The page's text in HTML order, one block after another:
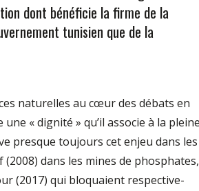
dont bénéficie la firme de la
tunisien que de la
naturelles au cœur des débats en
« dignité » qu’il associe à la
presque toujours cet enjeu dans les
dans les mines de phosphates,
(2017) qui bloquaient respective­